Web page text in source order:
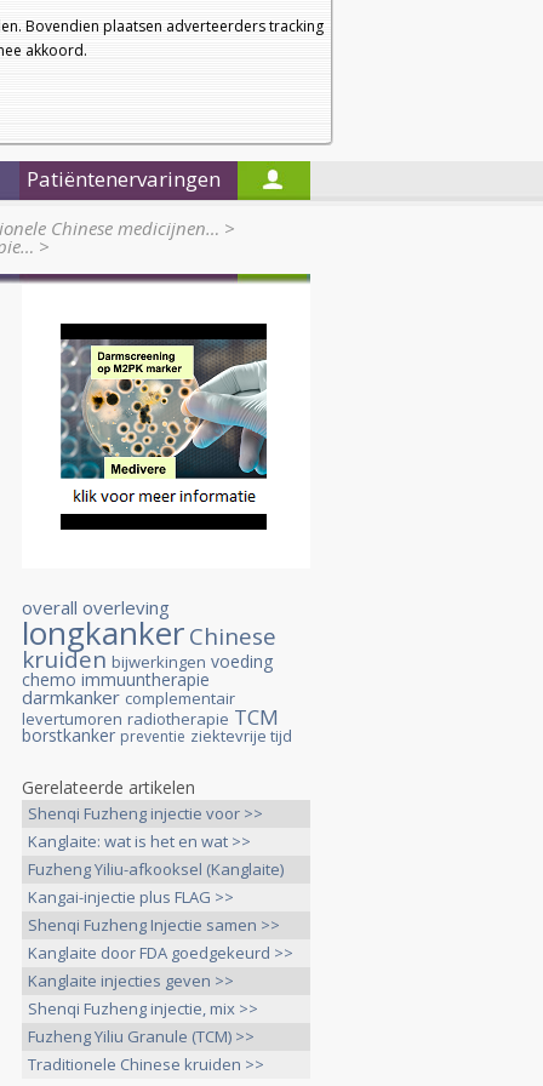
Bovendien plaatsen adverteerders tracking
akkoord.
a
a
Nieuwsbrief
Startpagina
Patiëntenervaringen
Chinese medicijnen… >
>
overall overleving
longkankerChinese
kruiden bijwerkingen voeding
chemo immuuntherapie
darmkanker complementair
levertumoren radiotherapie TCM
borstkanker preventie ziektevrije tijd
Gerelateerde artikelen
Shenqi Fuzheng injectie voor >>
Kanglaite: wat is het en wat >>
Fuzheng Yiliu-afkooksel (Kanglaite)
>>
Kangai-injectie plus FLAG >>
Shenqi Fuzheng Injectie samen >>
Kanglaite door FDA goedgekeurd >>
Kanglaite injecties geven >>
Shenqi Fuzheng injectie, mix >>
Fuzheng Yiliu Granule (TCM) >>
Traditionele Chinese kruiden >>